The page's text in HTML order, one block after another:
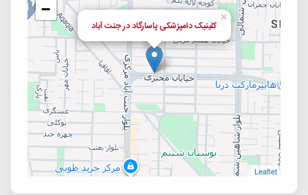
کلینیک دامپزشکی پاسارگاد در جنت آباد
×
−
Leaflet